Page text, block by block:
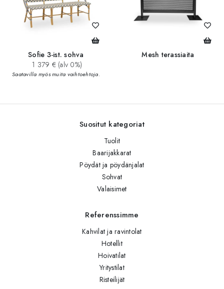
Sofie 3-ist. sohva
1 379 € (alv 0%)
Saatavilla myös muita vaihtoehtoja.
Mesh terassiaita
Suositut kategoriat
Tuolit
Baarijakkarat
Pöydät ja pöydänjalat
Sohvat
Valaisimet
Referenssimme
Kahvilat ja ravintolat
Hotellit
Hoivatilat
Yritystilat
Risteilijät